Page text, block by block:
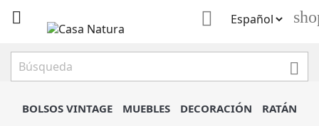
 

BOLSOS VINTAGE MUEBLES DECORACIÓN RATÁN